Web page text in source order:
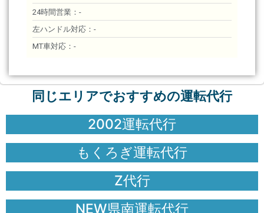
24時間営業：-
左ハンドル対応：-
MT車対応：-
同じエリアでおすすめの運転代行
2002運転代行
もくろぎ運転代行
Z代行
NEW県南運転代行